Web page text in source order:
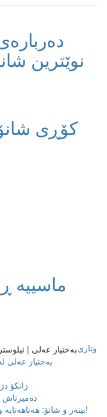
نوێترین
کۆڕی
ماسییه
وتاری
بەختیار عەلی
زانکۆ
بینەر و شانۆ: هەتاھەتایە و ڕۆژێکیش، یان ملوانکەیەکی پچڕاو؟!